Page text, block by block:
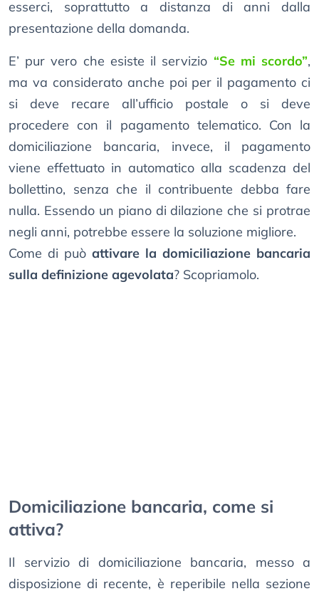
esserci, soprattutto a distanza di anni dalla
presentazione della domanda.
E’ pur vero che esiste il servizio “Se mi scordo”,
ma va considerato anche poi per il pagamento ci
si deve recare all’ufficio postale o si deve
procedere con il pagamento telematico. Con la
domiciliazione bancaria, invece, il pagamento
viene effettuato in automatico alla scadenza del
bollettino, senza che il contribuente debba fare
nulla. Essendo un piano di dilazione che si protrae
negli anni, potrebbe essere la soluzione migliore.
Come di può attivare la domiciliazione bancaria
sulla definizione agevolata? Scopriamolo.
Domiciliazione bancaria, come si
attiva?
Il servizio di domiciliazione bancaria, messo a
disposizione di recente, è reperibile nella sezione